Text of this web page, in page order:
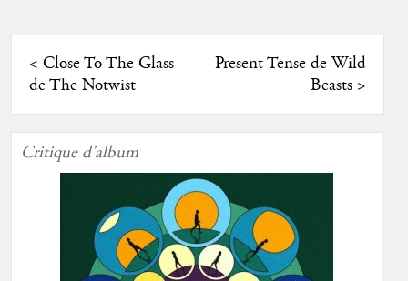
< Close To The Glass
de The Notwist
Present Tense de Wild
Beasts>
Critique d'album